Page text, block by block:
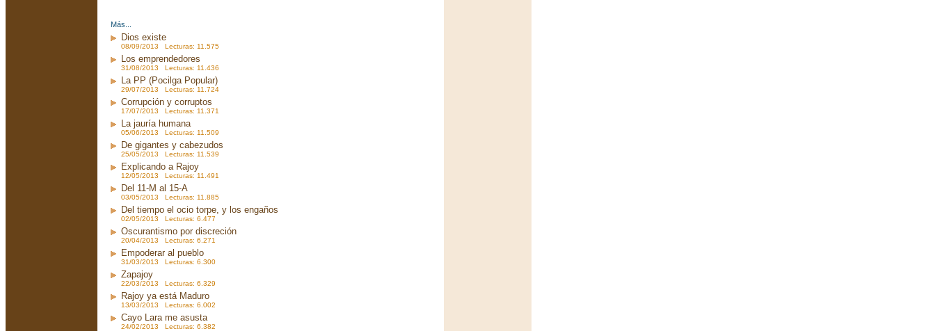
Más...
Dios existe
08/09/2013 Lecturas: 11.575
Los emprendedores
31/08/2013 Lecturas: 11.436
La PP (Pocilga Popular)
29/07/2013 Lecturas: 11.724
Corrupción y corruptos
17/07/2013 Lecturas: 11.371
La jauría humana
05/06/2013 Lecturas: 11.509
De gigantes y cabezudos
25/05/2013 Lecturas: 11.539
Explicando a Rajoy
12/05/2013 Lecturas: 11.491
Del 11-M al 15-A
03/05/2013 Lecturas: 11.885
Del tiempo el ocio torpe, y los engaños
02/05/2013 Lecturas: 6.477
Oscurantismo por discreción
20/04/2013 Lecturas: 6.271
Empoderar al pueblo
31/03/2013 Lecturas: 6.300
Zapajoy
22/03/2013 Lecturas: 6.329
Rajoy ya está Maduro
13/03/2013 Lecturas: 6.002
Cayo Lara me asusta
24/02/2013 Lecturas: 6.382